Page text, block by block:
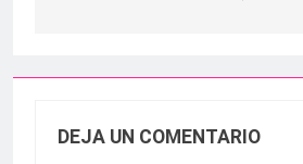
DEJA UN COMENTARIO